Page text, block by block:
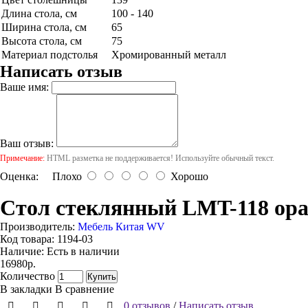
Длина стола, см
100 - 140
Ширина стола, см
65
Высота стола, см
75
Материал подстолья
Хромированный металл
Написать отзыв
Ваше имя:
Ваш отзыв:
Примечание: HTML разметка не поддерживается! Используйте обычный текст.
Оценка: Плохо Хорошо
Стол стеклянный LMT-118
Производитель: Мебель Китая WV
Код товара: 1194-03
Наличие: Есть в наличии
16980р.
Количество
Купить
В закладки В сравнение
0 отзывов /Написать отзыв